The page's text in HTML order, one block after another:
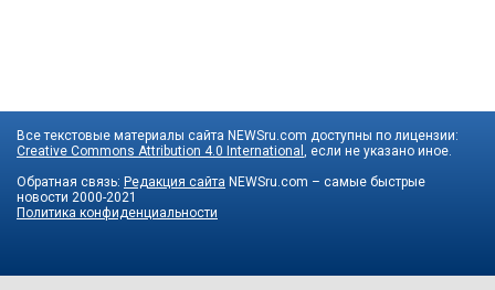
Все текстовые материалы сайта NEWSru.com доступны по лицензии:
Creative Commons Attribution 4.0 International
, если не указано иное.
Обратная связь: Редакция сайта NEWSru.com – самые быстрые
новости 2000-2021
Политика конфиденциальности